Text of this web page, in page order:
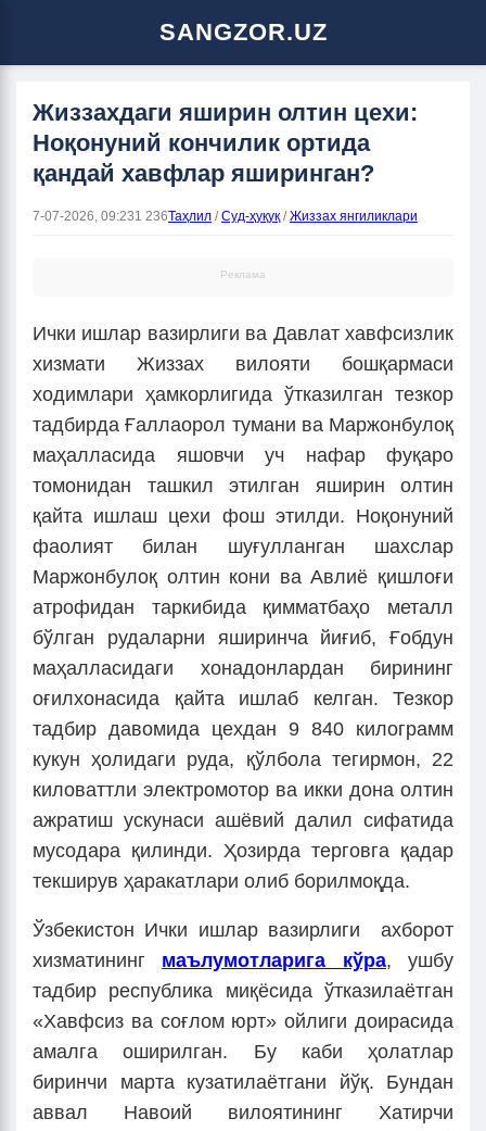
SANGZOR.UZ
Жиззахдаги яширин олтин цехи:
Ноқонуний кончилик ортида
қандай хавфлар яширинган?
7-07-2026, 09:231 236Таҳлил /Суд-ҳуқуқ/Жиззах янгиликлари
Реклама
Ички ишлар вазирлиги ва Давлат хавфсизлик
хизмати Жиззах вилояти бошқармаси
ходимлари ҳамкорлигида ўтказилган тезкор
тадбирда Ғаллаорол тумани ва Маржонбулоқ
маҳалласида яшовчи уч нафар фуқаро
томонидан ташкил этилган яширин олтин
қайта ишлаш цехи фош этилди. Ноқонуний
фаолият билан шуғулланган шахслар
Маржонбулоқ олтин кони ва Авлиё қишлоғи
атрофидан таркибида қимматбаҳо металл
бўлган рудаларни яширинча йиғиб, Ғобдун
маҳалласидаги хонадонлардан бирининг
оғилхонасида қайта ишлаб келган. Тезкор
тадбир давомида цехдан 9 840 килограмм
кукун ҳолидаги руда, қўлбола тегирмон, 22
киловаттли электромотор ва икки дона олтин
ажратиш ускунаси ашёвий далил сифатида
мусодара қилинди. Ҳозирда терговга қадар
текширув ҳаракатлари олиб борилмоқда.
Ўзбекистон Ички ишлар вазирлиги ахборот
хизматининг маълумотларига кўра, ушбу
тадбир республика миқёсида ўтказилаётган
«Хавфсиз ва соғлом юрт» ойлиги доирасида
амалга оширилган. Бу каби ҳолатлар
биринчи марта кузатилаётгани йўқ. Бундан
аввал Навоий вилоятининг Хатирчи